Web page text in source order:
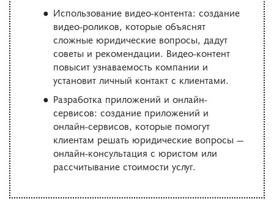
Использование видео-контента: создание
видео-роликов, которые объяснят
сложные юридические вопросы, дадут
советы и рекомендации. Видео-контент
повысит узнаваемость компании и
установит личный контакт с клиентами.
Разработка приложений и онлайн-
сервисов: создание приложений и
онлайн-сервисов, которые помогут
клиентам решать юридические вопросы —
онлайн-консультация с юристом или
рассчитывание стоимости услуг.